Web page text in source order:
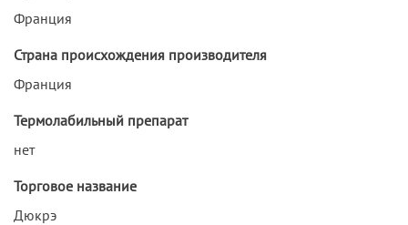
Франция
Страна происхождения производителя
Франция
Термолабильный препарат
нет
Торговое название
Дюкрэ